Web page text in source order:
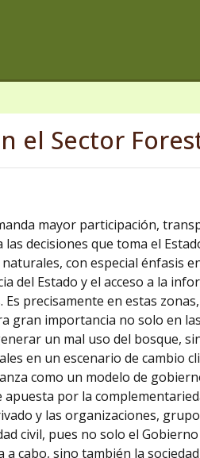
el Sector
mayor participación,
decisiones que toma el
con especial énfasis
del Estado y el acceso a la
precisamente en estas
gran importancia no solo en
un mal uso del bosque,
en un escenario de cambio
como un modelo de
apuesta por la
y las organizaciones,
civil, pues no solo el
a cabo, sino también la